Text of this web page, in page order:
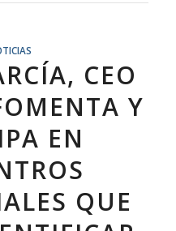
CEO
Y
EN
QUE